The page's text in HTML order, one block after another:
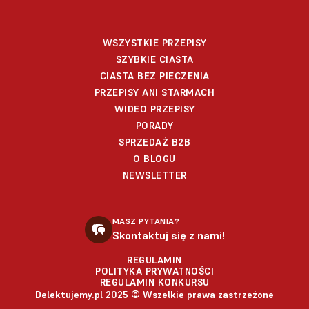
WSZYSTKIE PRZEPISY
SZYBKIE CIASTA
CIASTA BEZ PIECZENIA
PRZEPISY ANI STARMACH
WIDEO PRZEPISY
PORADY
SPRZEDAŻ B2B
O BLOGU
NEWSLETTER
MASZ PYTANIA?
Skontaktuj się z nami!
REGULAMIN
POLITYKA PRYWATNOŚCI
REGULAMIN KONKURSU
Delektujemy.pl 2025 © Wszelkie prawa zastrzeżone